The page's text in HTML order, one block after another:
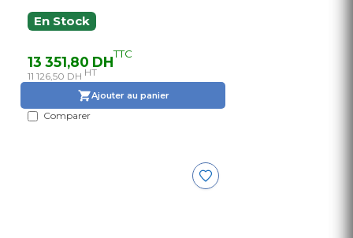
En Stock
13 351,80 DHTTC
11 126,50 DH HT
Ajouter au panier
Comparer